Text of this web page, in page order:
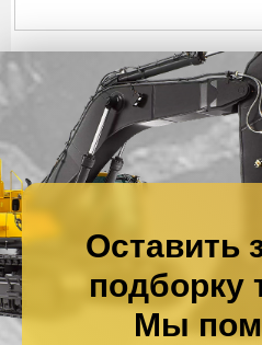
Оставить
подборку
Мы